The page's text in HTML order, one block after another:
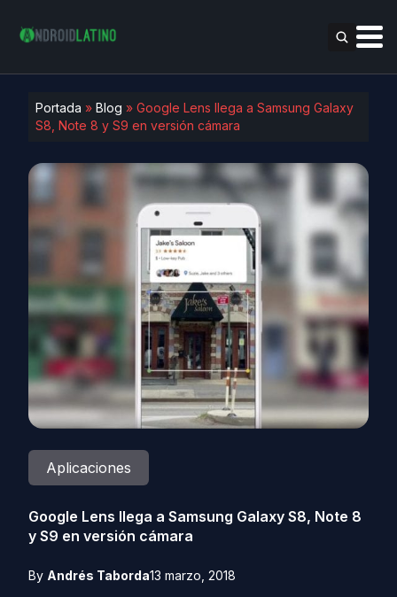
Portada » Blog » Google Lens llega a Samsung Galaxy
S8, Note 8 y S9 en versión cámara
Aplicaciones
Google Lens llega a Samsung Galaxy S8, Note 8
y S9 en versión cámara
By Andrés Taborda13 marzo, 2018